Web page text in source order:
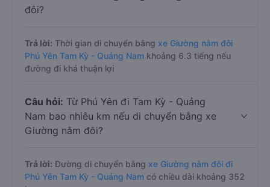
đôi?
Trả lời: Thời gian di chuyển bằng xe Giường nằm đôi
Phú Yên Tam Kỳ - Quảng Nam khoảng 6.3 tiếng nếu
đường đi khá thuận lợi
Câu hỏi: Từ Phú Yên đi Tam Kỳ - Quảng
Nam bao nhiêu km nếu di chuyển bằng xe
Giường nằm đôi?
Trả lời: Đường di chuyển bằng xe Giường nằm đôi đi
Phú Yên Tam Kỳ - Quảng Nam có chiều dài khoảng 352